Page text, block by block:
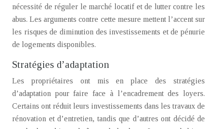
nécessité de réguler le marché locatif et de lutter contre les
abus. Les arguments contre cette mesure mettent l’accent sur
les risques de diminution des investissements et de pénurie
de logements disponibles.
Stratégies d’adaptation
Les propriétaires ont mis en place des stratégies
d’adaptation pour faire face à l’encadrement des loyers.
Certains ont réduit leurs investissements dans les travaux de
rénovation et d’entretien, tandis que d’autres ont décidé de